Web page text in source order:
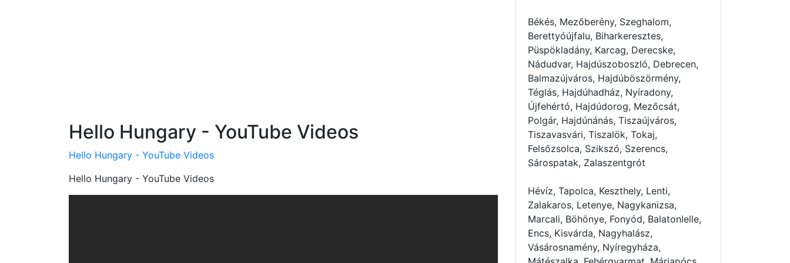
Hello Hungary - YouTube Videos
Hello Hungary - YouTube Videos
Hello Hungary - YouTube Videos
Békés, Mezőberény, Szeghalom,
Berettyóújfalu, Biharkeresztes,
Püspökladány, Karcag, Derecske,
Nádudvar, Hajdúszoboszló, Debrecen,
Balmazújváros, Hajdúböszörmény,
Téglás, Hajdúhadház, Nyíradony,
Újfehértó, Hajdúdorog, Mezőcsát,
Polgár, Hajdúnánás, Tiszaújváros,
Tiszavasvári, Tiszalök, Tokaj,
Felsőzsolca, Szikszó, Szerencs,
Sárospatak, Zalaszentgrót
Hévíz, Tapolca, Keszthely, Lenti,
Zalakaros, Letenye, Nagykanizsa,
Marcali, Böhönye, Fonyód, Balatonlelle,
Encs, Kisvárda, Nagyhalász,
Vásárosnamény, Nyíregyháza,